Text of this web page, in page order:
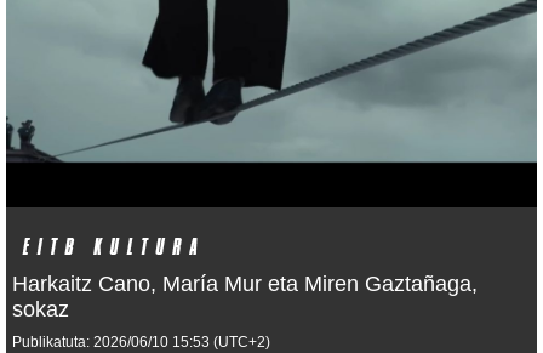
Harkaitz Cano, María Mur eta Miren Gaztañaga,
sokaz
Publikatuta: 2026/06/10 15:53 (UTC+2)